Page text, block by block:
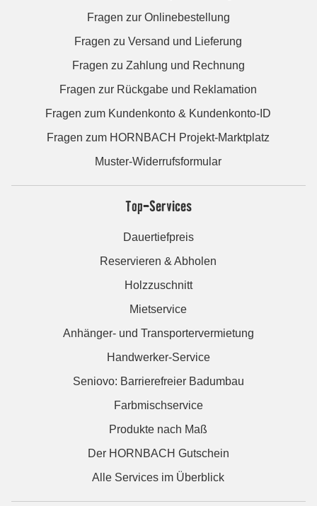
Fragen zur Onlinebestellung
Fragen zu Versand und Lieferung
Fragen zu Zahlung und Rechnung
Fragen zur Rückgabe und Reklamation
Fragen zum Kundenkonto & Kundenkonto-ID
Fragen zum HORNBACH Projekt-Marktplatz
Muster-Widerrufsformular
Top-Services
Dauertiefpreis
Reservieren & Abholen
Holzzuschnitt
Mietservice
Anhänger- und Transportervermietung
Handwerker-Service
Seniovo: Barrierefreier Badumbau
Farbmischservice
Produkte nach Maß
Der HORNBACH Gutschein
Alle Services im Überblick